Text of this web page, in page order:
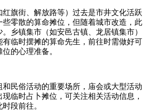
红旗街、解放路等）过去是市井文化活跃
些零散的算命摊位，但随着城市改造，此
乡镇集市（如安邑古镇、龙居镇集市）
临时摆摊的算命先生，前往时需做好可
的心理准备。
和民俗活动的重要场所，庙会或大型活动
临时占卜摊位，可关注相关活动信息，
段前往。